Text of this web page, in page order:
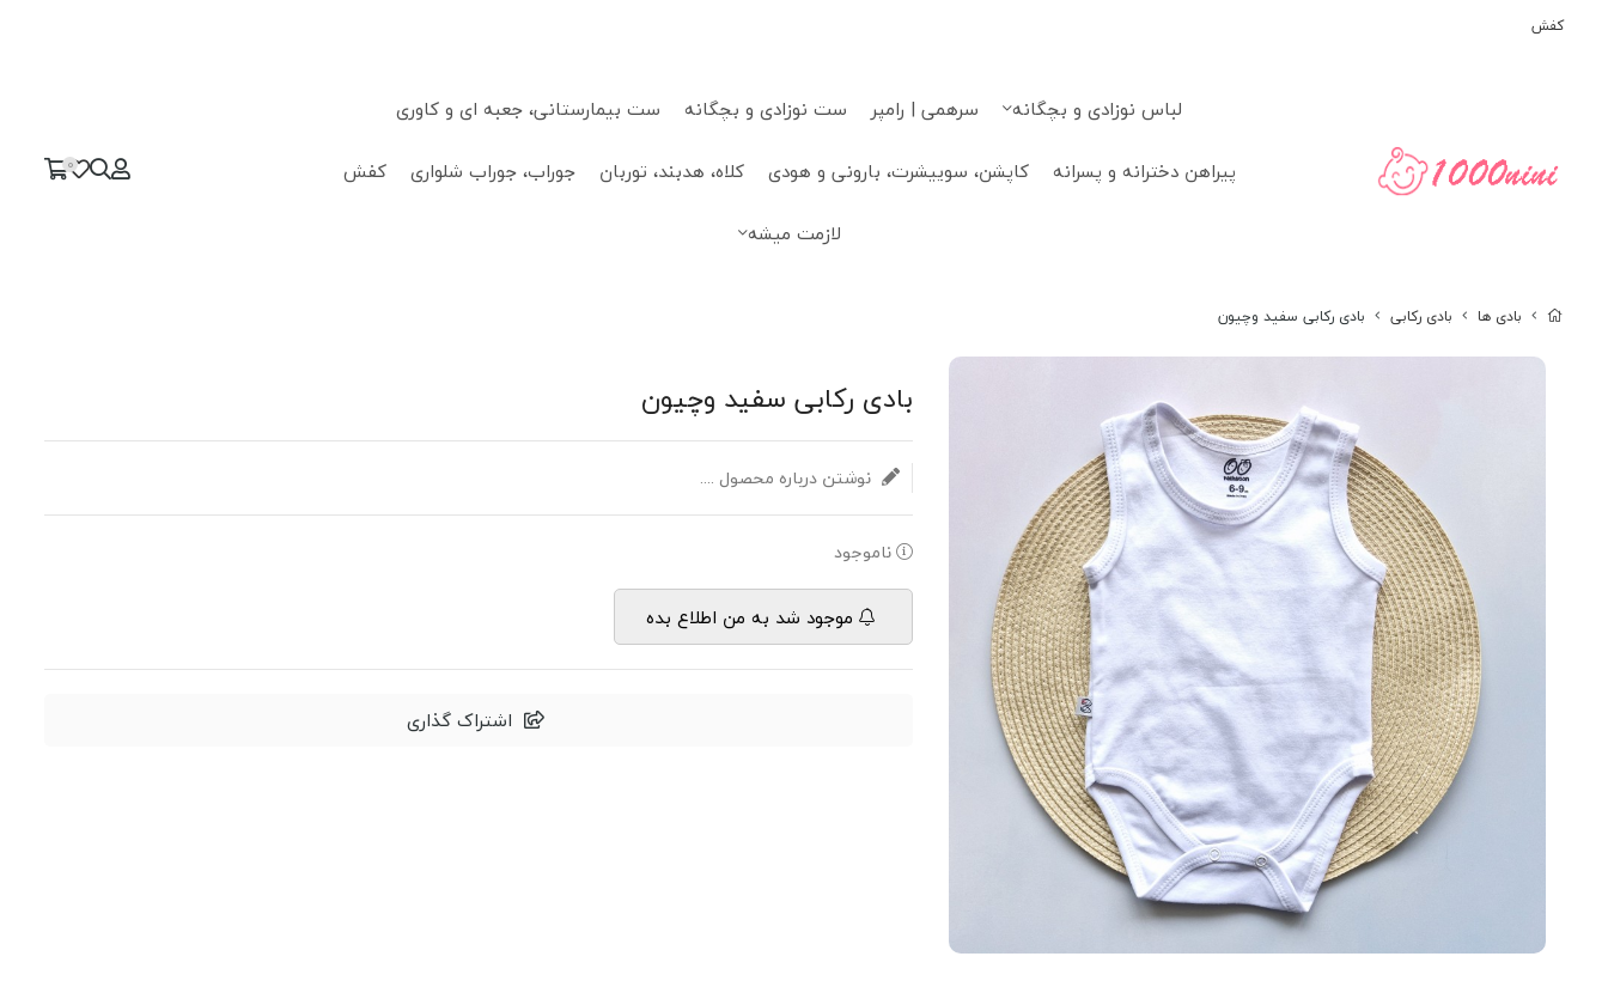
کفش
لباس نوزادی و بچگانه سرهمی | رامپر ست نوزادی و بچگانه
ست بیمارستانی، جعبه ای و کاوری
پیراهن دخترانه و پسرانه
کاپشن، سوییشرت، بارونی و هودی کلاه، هدبند، توربان جوراب، جوراب شلواری
کفش
لازمت میشه
0
بادی ها بادی رکابی بادی رکابی سفید وچیون
بادی رکابی سفید وچیون
نوشتن درباره محصول ....
ناموجود
موجود شد به من اطلاع بده
اشتراک گذاری